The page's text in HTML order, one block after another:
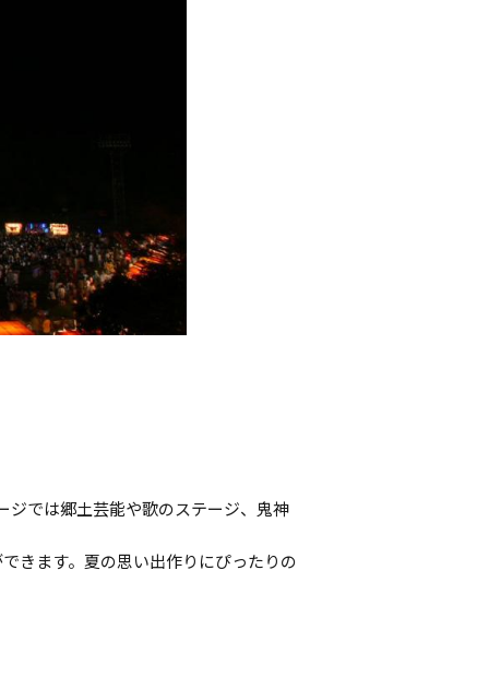
ジでは郷土芸能や歌のステージ、鬼神
きます。夏の思い出作りにぴったりの